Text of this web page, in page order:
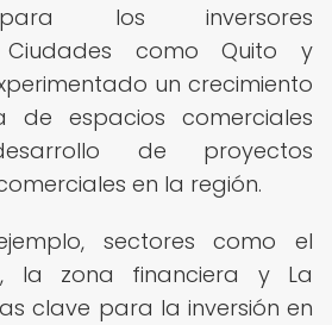
los inversores
Ciudades como Quito y
un crecimiento
espacios comerciales
de proyectos
en la región.
sectores como el
la zona financiera y La
clave para la inversión en